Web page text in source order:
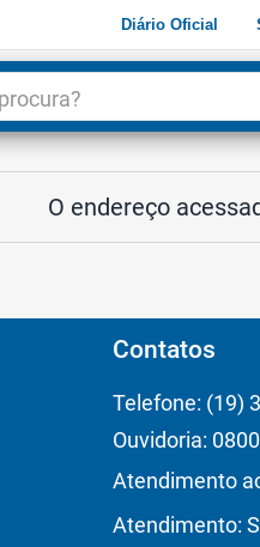
Diário Oficial
O endereço
Contatos
Telefone: (19)
Ouvidoria:
Atendimento
Atendimento: